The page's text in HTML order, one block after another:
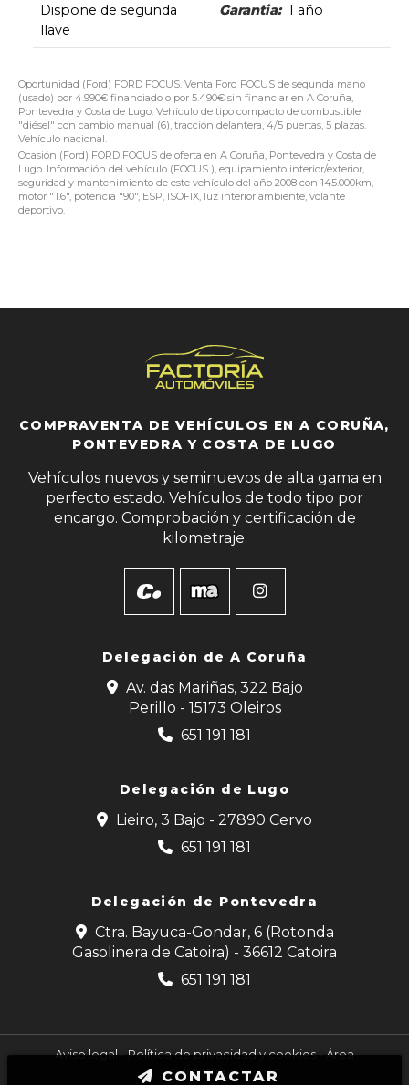
CONTACTAR
Dispone de segunda
llave
Garantia: 1 año
Oportunidad (Ford) FORD FOCUS. Venta Ford FOCUS de segunda mano
(usado) por 4.990€ financiado o por 5.490€ sin financiar en A Coruña,
Pontevedra y Costa de Lugo. Vehículo de tipo compacto de combustible
"diésel" con cambio manual (6), tracción delantera, 4/5 puertas, 5 plazas.
Vehículo nacional.
Ocasión (Ford) FORD FOCUS de oferta en A Coruña, Pontevedra y Costa de
Lugo. Información del vehículo (FOCUS ), equipamiento interior/exterior,
seguridad y mantenimiento de este vehículo del año 2008 con 145.000km,
motor "1.6", potencia "90", ESP, ISOFIX, luz interior ambiente, volante
deportivo.
COMPRAVENTA DE VEHÍCULOS EN A CORUÑA,
PONTEVEDRA Y COSTA DE LUGO
Vehículos nuevos y seminuevos de alta gama en
perfecto estado. Vehículos de todo tipo por
encargo. Comprobación y certificación de
kilometraje.
Delegación deA Coruña
Av. das Mariñas, 322 Bajo
Perillo - 15173 Oleiros
651 191 181
Delegación de Lugo
Lieiro, 3 Bajo - 27890 Cervo
651 191 181
Delegación de Pontevedra
Ctra. Bayuca-Gondar, 6 (Rotonda
Gasolinera de Catoira) - 36612 Catoira
651 191 181
Aviso legal-Política de privacidad y cookies-Área
Interna